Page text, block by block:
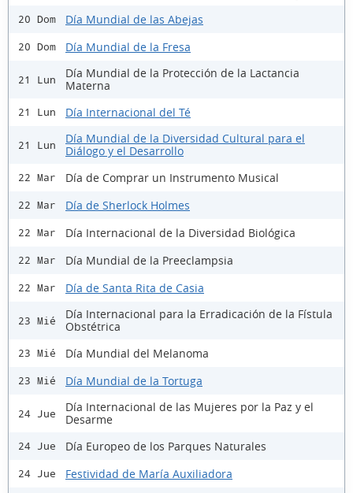
20 Dom Día Mundial de las Abejas
20 Dom Día Mundial de la Fresa
21 Lun
Día Mundial de la Protección de la Lactancia
Materna
21 Lun Día Internacional del Té
21 Lun
Día Mundial de la Diversidad Cultural para el
Diálogo y el Desarrollo
22 Mar Día de Comprar un Instrumento Musical
22 Mar Día de Sherlock Holmes
22 Mar Día Internacional de la Diversidad Biológica
22 Mar Día Mundial de la Preeclampsia
22 Mar Día de Santa Rita de Casia
23 Mié
Día Internacional para la Erradicación de la Fístula
Obstétrica
23 Mié Día Mundial del Melanoma
23 Mié Día Mundial de la Tortuga
24 Jue
Día Internacional de las Mujeres por la Paz y el
Desarme
24 Jue Día Europeo de los Parques Naturales
24 Jue Festividad de María Auxiliadora